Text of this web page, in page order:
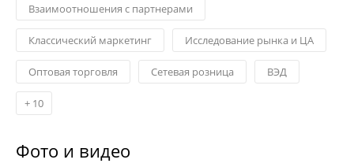
Взаимоотношения с партнерами
Классический маркетинг Исследование рынка и ЦА
Оптовая торговля Сетевая розница ВЭД
+ 10
Фото и видео